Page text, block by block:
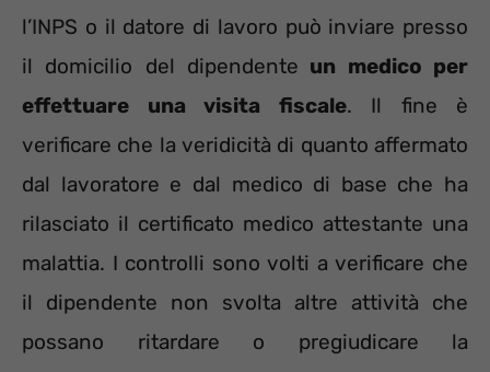
l’INPS o il datore di lavoro può inviare presso
il domicilio del dipendente un medico per
effettuare una visita fiscale. Il fine è
verificare che la veridicità di quanto affermato
dal lavoratore e dal medico di base che ha
rilasciato il certificato medico attestante una
malattia. I controlli sono volti a verificare che
il dipendente non svolta altre attività che
possano ritardare o pregiudicare la